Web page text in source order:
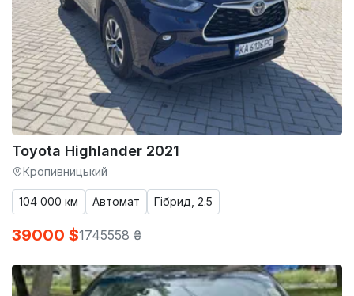
Toyota Highlander 2021
Кропивницький
104 000 км Автомат Гібрид, 2.5
39000 $1745558 ₴